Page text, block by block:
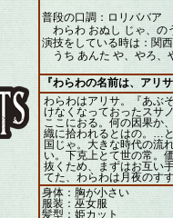
普段の口調：ロリババア
わらわ おぬし じゃ、の
演技をしている時は：関
うち あんた や、やろ、
『わらわの名前は、アリ
わらわはアリサ。『あぶ
けなくなっておったスサ
ここにおる。何の因果か
織に拾われるとはの。…
国じゃ。大きな時代の流
い。下克上とて世の常。
抜くため、まずはお互い
てた、わらわは月夜のす
身体：胸が小さい
服装：巫女服
髪型：姫カット